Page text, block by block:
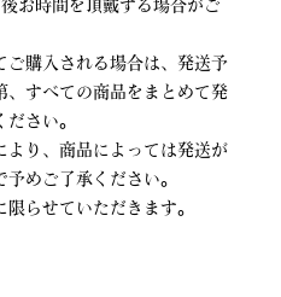
お時間を頂戴する場合がご
ご購入される場合は、発送予
、すべての商品をまとめて発
さい。
より、商品によっては発送が
めご了承ください。
限らせていただきます。